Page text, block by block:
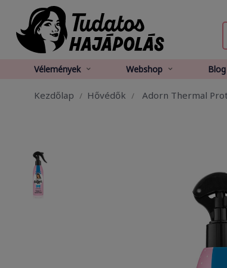
Vélemények Webshop Blog
Kezdőlap Hővédők Adorn Thermal